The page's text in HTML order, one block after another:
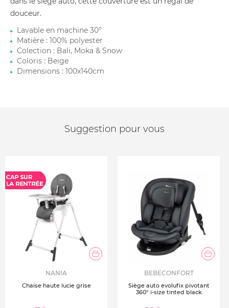
douceur.
Lavable en machine 30°
Matière : 100% polyester
Colection : Bali, Moka & Snow
Coloris : Beige
Dimensions : 100x140cm
Suggestion pour vous
NANIA
Chaise haute lucie grise
BEBECONFORT
Siège auto evolufix pivotant
360° i-size tinted black